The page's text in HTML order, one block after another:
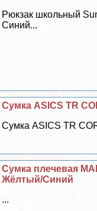
Рюкзак школьный
Синий...
Сумка ASICS TR
Сумка ASICS TR
Сумка плечевая
Жёлтый/Синий
...